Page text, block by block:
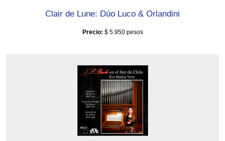
Clair de Lune: Dúo Luco & Orlandini
Precio: $ 5.950 pesos